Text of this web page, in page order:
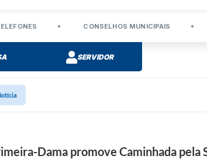
CONSELHOS MUNICIPAIS
SERVIDOR
Dama promove Caminhada